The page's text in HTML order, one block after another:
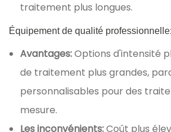
traitement plus longues.
Équipement de qualité professionnelle:
Avantages:Options d'intensité
de traitement plus grandes,
personnalisables pour des
mesure.
Les inconvénients:Coût plus